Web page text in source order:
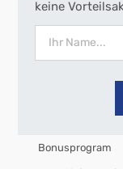
keine
Bonusprogram